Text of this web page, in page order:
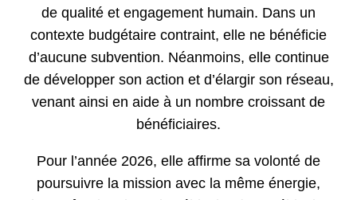
de qualité et engagement humain. Dans un
contexte budgétaire contraint, elle ne bénéficie
d’aucune subvention. Néanmoins, elle continue
de développer son action et d’élargir son réseau,
venant ainsi en aide à un nombre croissant de
bénéficiaires.
Pour l’année 2026, elle affirme sa volonté de
poursuivre la mission avec la même énergie,